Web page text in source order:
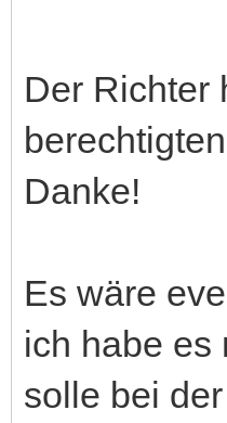
Der Richter
Danke!
Es wäre
ich habe es
solle bei